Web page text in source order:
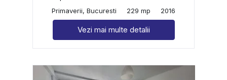
Primaverii, Bucuresti
229 mp 2016
Vezi mai multe detalii